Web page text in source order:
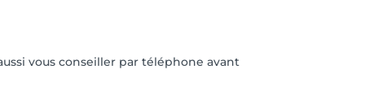
vous conseiller par téléphone avant